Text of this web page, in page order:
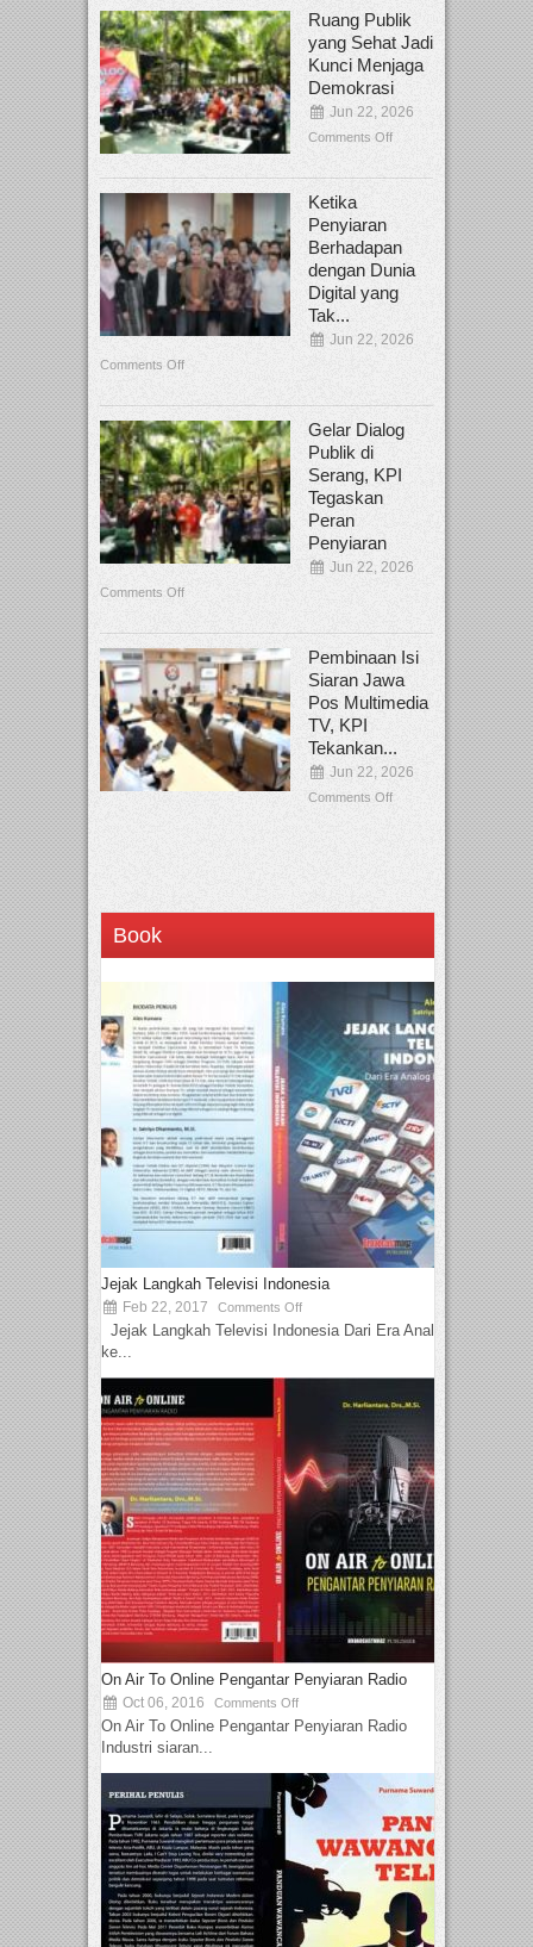
Ruang Publik
yang Sehat Jadi
Kunci Menjaga
Demokrasi
Jun 22, 2026
Comments Off
Ketika
Penyiaran
Berhadapan
dengan Dunia
Digital yang
Tak...
Jun 22, 2026
Comments Off
Gelar Dialog
Publik di
Serang, KPI
Tegaskan
Peran
Penyiaran
Jun 22, 2026
Comments Off
Pembinaan Isi
Siaran Jawa
Pos Multimedia
TV, KPI
Tekankan...
Jun 22, 2026
Comments Off
Book
Jejak Langkah Televisi Indonesia
Feb 22, 2017 Comments Off
Jejak Langkah Televisi Indonesia Dari Era Analog
ke...
On Air To Online Pengantar Penyiaran Radio
Oct 06, 2016 Comments Off
On Air To Online Pengantar Penyiaran Radio
Industri siaran...